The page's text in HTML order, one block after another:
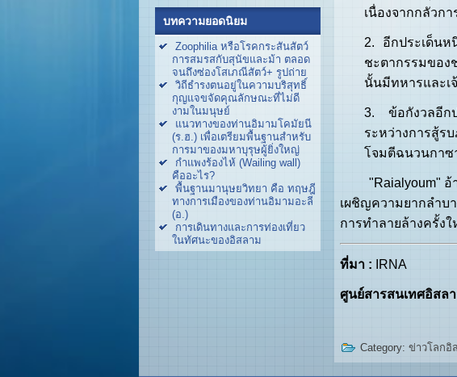
บทความยอดนิยม
Zoophilia หรือโรคกระสันสัตว์
การสมรสกับสุนัขและม้า ตลอด
จนถึงซ่องโสเภณีสัตว์+ รูปถ่าย
วิถีธำรงตนอยู่ในความบริสุทธิ์
กุญแจขจัดคุณลักษณะที่ไม่ดี
งามในมนุษย์
แนวทางของท่านอิมามโคมัยนี
(ร.ฮ.) เพื่อเตรียมพื้นฐานสำหรับ
การมาของมหาบุรุษผู้ยิ่งใหญ่
กำแพงร้องไห้ (Wailing wall)
คืออะไร?
พื้นฐานมานุษยวิทยา คือ ทฤษฎี
ทางการเมืองของท่านอิมามอะลี
(อ.)
การเดินทางและการท่องเที่ยว
ในทัศนะของอิสลาม
เนื่องจากกลัวก
2. อีกประเด็นห
ชะตากรรมขอ
นั้นมีทหารและเ
3. ข้อกังวลอีก
ระหว่างการสู้ร
โจมตีฉนวนกาซ
"Raialyoum" อ้าง
เผชิญความยากลำบ
การทำลายล้างครั้ง
ที่มา : IRNA
ศูนย์สารสนเทศอิสล
Category: ข่าวโลกอิ